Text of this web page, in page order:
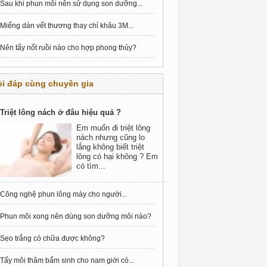
Sau khi phun môi nên sử dụng son dưỡng...
Miếng dán vết thương thay chỉ khâu 3M...
Nên tẩy nốt ruồi nào cho hợp phong thủy?
đáp cùng chuyên gia
Triệt lông nách ở đâu hiệu quả ?
Em muốn đi triệt lông
nách nhưng cũng lo
lắng không biết triệt
lông có hại không ? Em
có tìm...
Công nghệ phun lông mày cho người...
Phun môi xong nên dùng son dưỡng môi nào?
Sẹo trắng có chữa được không?
Tẩy môi thâm bẩm sinh cho nam giới có...